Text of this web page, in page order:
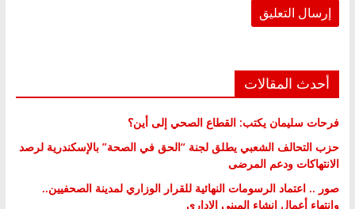
أحدث المقالات
فرحات سليمان يكتب: القطاع الصحي إلى أين؟
حزب التحالف الشعبي يطلق لجنة “الحق في الصحة” بالإسكندرية لرصد
الانتهاكات ودعم المرضى
صور .. اعتماد الرسومات النهائية للقرار الوزاري لمدينة الصحفيين..
وانتهاء أعمال إنشاء المبنى الإداري